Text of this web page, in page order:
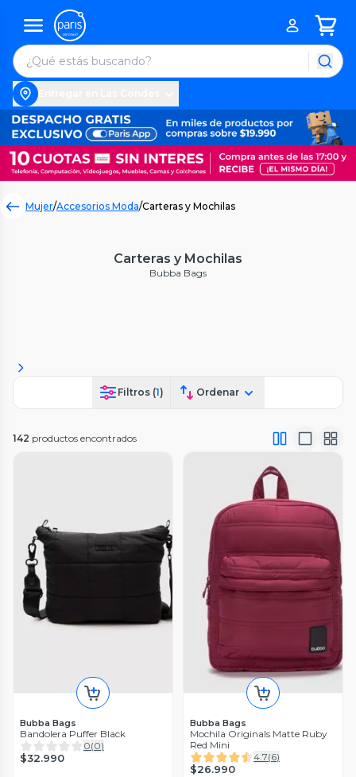
Mujer/Accesorios Moda/Carteras y Mochilas
Carteras y Mochilas
Bubba Bags
Filtros (1) Ordenar
142 productos encontrados
Bubba Bags
Bandolera Puffer Black
0(0)
$32.990
Bubba Bags
Mochila Originals Matte Ruby
Red Mini
4.7(6)
$26.990